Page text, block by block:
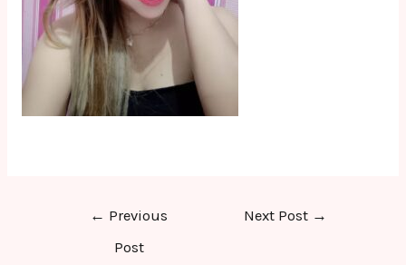
← Previous
Post
Next Post →